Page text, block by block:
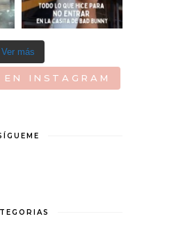
Ver más
EN INSTAGRAM